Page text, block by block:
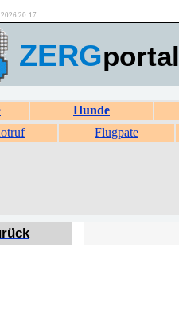
20:17
ZERGportal
Hunde
Flugpate